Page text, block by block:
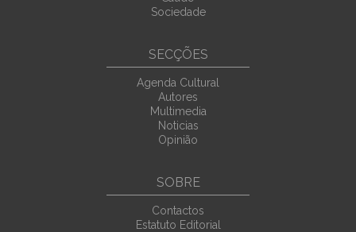
Sociedade
SECÇÕES
Agenda Cultural
Autores
Multimedia
Noticias
Opinião
SOBRE
Contactos
Estatuto Editorial